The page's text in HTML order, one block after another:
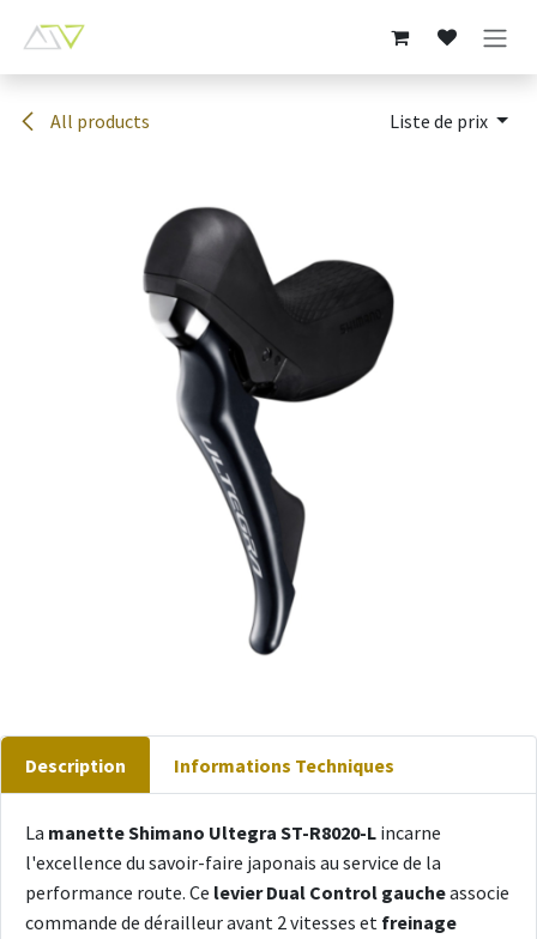
All products Liste de prix
Description Informations Techniques
La manette Shimano Ultegra ST-R8020-L incarne
l'excellence du savoir-faire japonais au service de la
performance route. Ce levier Dual Control gaucheassocie
commande de dérailleur avant 2 vitesses et freinage